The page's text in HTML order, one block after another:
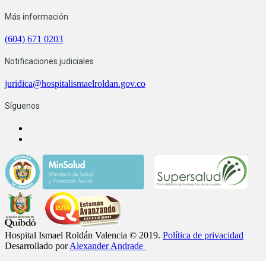
Más información
(604) 671 0203
Notificaciones judiciales
juridica@hospitalismaelroldan.gov.co
Síguenos
Hospital Ismael Roldán Valencia © 2019. Política de privacidad
Desarrollado porAlexander Andrade